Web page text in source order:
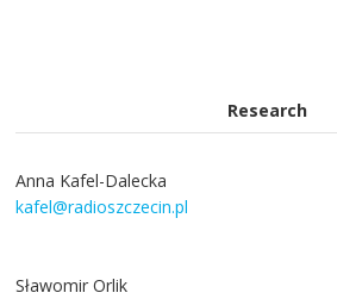
Research
Anna Kafel-Dalecka
kafel@radioszczecin.pl
Sławomir Orlik